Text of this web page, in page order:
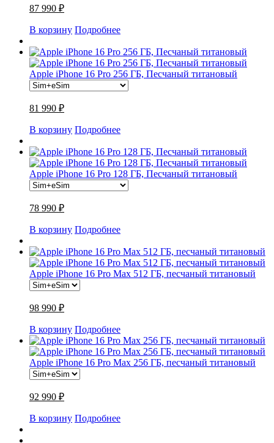
87 990 ₽
В корзину Подробнее
Apple iPhone 16 Pro 256 ГБ, Песчаный титановый
81 990 ₽
В корзину Подробнее
Apple iPhone 16 Pro 128 ГБ, Песчаный титановый
78 990 ₽
В корзину Подробнее
Apple iPhone 16 Pro Max 512 ГБ, песчаный титановый
98 990 ₽
В корзину Подробнее
Apple iPhone 16 Pro Max 256 ГБ, песчаный титановый
92 990 ₽
В корзину Подробнее